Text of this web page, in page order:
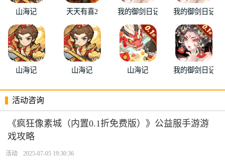
山海记 天天有喜2 我的御剑日记 我的御剑日记
山海记 山海记 山海记 我的御剑日记
活动咨询
《疯狂像素城（内置0.1折免费版）》公益服手游游
戏攻略
活动 2025-07-05 19:30:36